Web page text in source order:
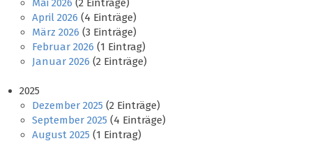
Mai 2026 (2 Einträge)
April 2026 (4 Einträge)
März 2026 (3 Einträge)
Februar 2026 (1 Eintrag)
Januar 2026 (2 Einträge)
2025
Dezember 2025 (2 Einträge)
September 2025 (4 Einträge)
August 2025 (1 Eintrag)